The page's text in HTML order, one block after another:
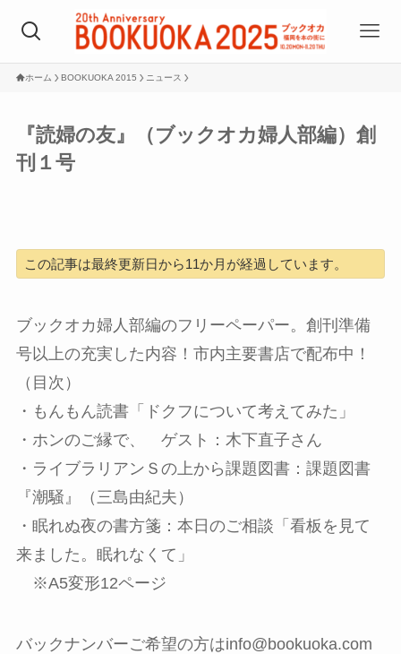
ホーム BOOKUOKA 2015 ニュース
『読婦の友』（ブックオカ婦人部編）創
刊１号
この記事は最終更新日から11か月が経過しています。
ブックオカ婦人部編のフリーペーパー。創刊準備
号以上の充実した内容！市内主要書店で配布中！
（目次）
・もんもん読書「ドクフについて考えてみた」
・ホンのご縁で、 ゲスト：木下直子さん
・ライブラリアンＳの上から課題図書：課題図書
『潮騒』（三島由紀夫）
・眠れぬ夜の書方箋：本日のご相談「看板を見て
来ました。眠れなくて」
※A5変形12ページ
バックナンバーご希望の方はinfo@bookuoka.com